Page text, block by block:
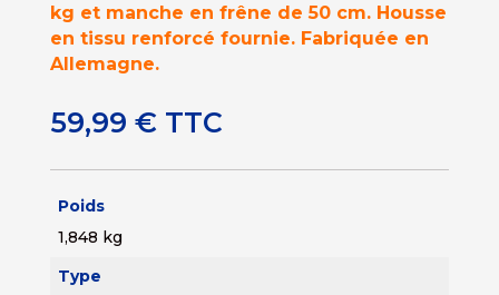
kg et manche en frêne de 50 cm. Housse
en tissu renforcé fournie. Fabriquée en
Allemagne.
59,99 € TTC
Poids
1,848 kg
Type